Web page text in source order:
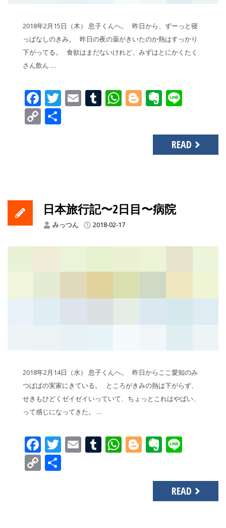
2018年2月15日（木） 息子くんへ。 昨日から、ずーっと寝
っぱなしのきみ。 昨日の夜の薬がきいたのか熱はすっかり
下がってる。 食欲はまだないけれど、みずはとにかくたく
さん飲ん …
Facebook
Twitter
EmailTumblr
WhatsApp
Blogger
Copy
READ
日本旅行記〜2日目〜病院
みっつん 2018-02-17
2018年2月14日（水） 息子くんへ。 昨日からここ愛知のみ
つぱぱの実家にきている。 ところがきみの熱は下がらず、
せきもひどくゼイゼイいっていて、ちょっとこれはやばい、
って感じになってきた。 …
Facebook
Twitter
EmailTumblr
WhatsApp
Blogger
Copy
READ